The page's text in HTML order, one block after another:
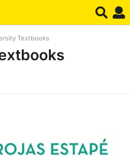
Textbooks